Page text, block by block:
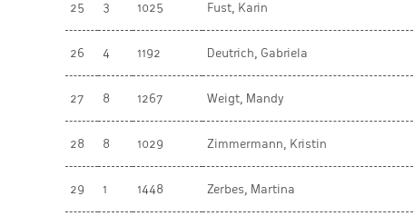
25 3 1025 Fust, Karin
26 4 1192 Deutrich, Gabriela
27 8 1267 Weigt, Mandy
28 8 1029 Zimmermann, Kristin
29 1 1448 Zerbes, Martina